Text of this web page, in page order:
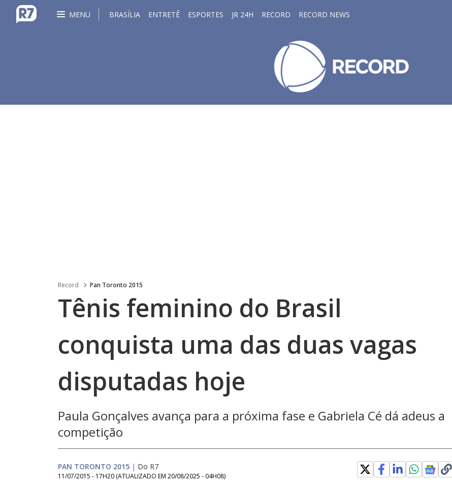
MENU BRASÍLIA ENTRETÊ ESPORTES JR 24H RECORD RECORD NEWS
Record Pan Toronto 2015
Tênis feminino do Brasil
conquista uma das duas vagas
disputadas hoje
Paula Gonçalves avança para a próxima fase e Gabriela Cé dá adeus a
competição
PAN TORONTO 2015 | Do R7
11/07/2015 - 17H20 (ATUALIZADO EM 20/08/2025 - 04H08)